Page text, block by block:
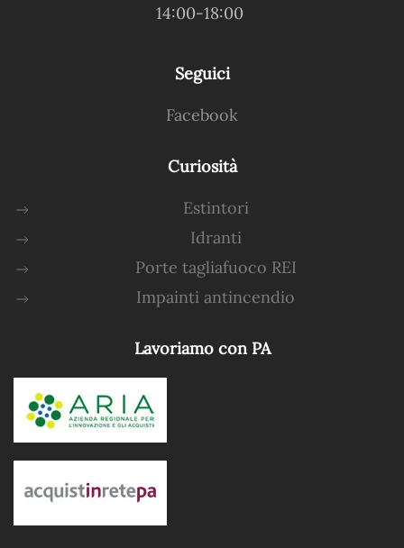
14:00-18:00
Seguici
Facebook
Curiosità
Estintori
Idranti
Porte tagliafuoco REI
Impainti antincendio
Lavoriamo con PA